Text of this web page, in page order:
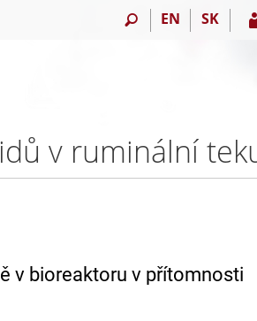
EN SK
v bioreaktoru v přítomnosti